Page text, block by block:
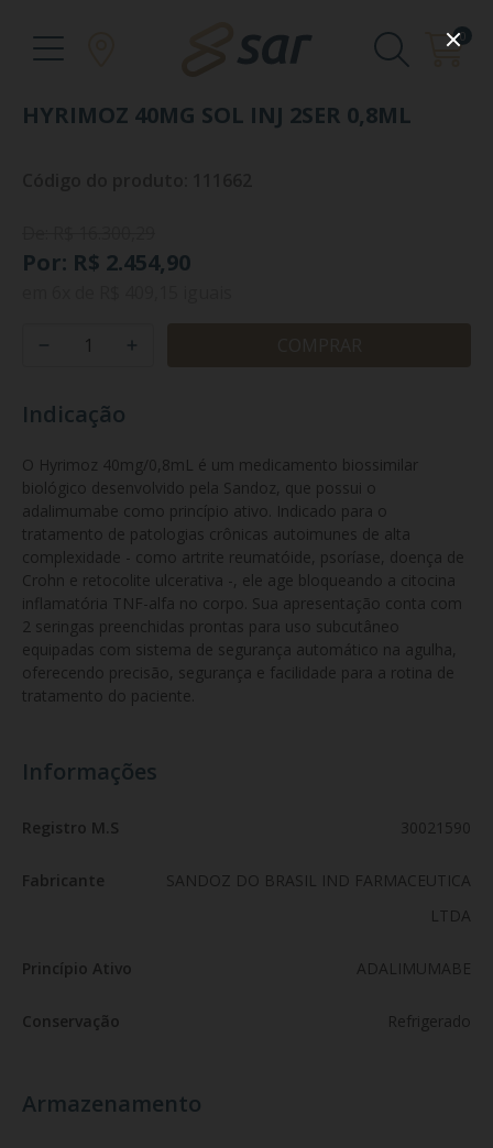
0
HYRIMOZ 40MG SOL INJ 2SER 0,8ML
Por: R$ 2.454,90
Indicação
O Hyrimoz 40mg/0,8mL é um medicamento biossimilar
biológico desenvolvido pela Sandoz, que possui o
adalimumabe como princípio ativo. Indicado para o
tratamento de patologias crônicas autoimunes de alta
complexidade - como artrite reumatóide, psoríase, doença de
Crohn e retocolite ulcerativa -, ele age bloqueando a citocina
inflamatória TNF-alfa no corpo. Sua apresentação conta com
2 seringas preenchidas prontas para uso subcutâneo
equipadas com sistema de segurança automático na agulha,
oferecendo precisão, segurança e facilidade para a rotina de
tratamento do paciente.
Informações
Registro M.S 30021590
Fabricante
SANDOZ DO BRASIL IND FARMACEUTICA
LTDA
Princípio Ativo ADALIMUMABE
Conservação Refrigerado
Armazenamento